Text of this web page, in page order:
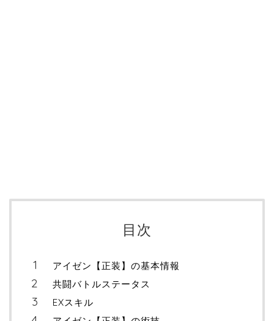
目次
アイゼン【正装】の基本情報
共闘バトルステータス
EXスキル